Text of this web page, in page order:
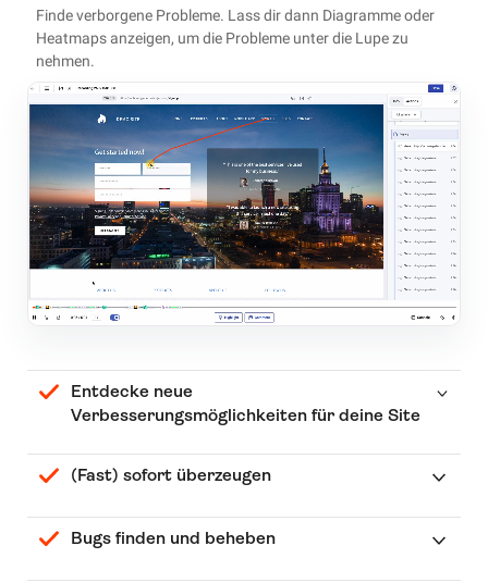
Finde verborgene Probleme. Lass dir dann Diagramme oder
Heatmaps anzeigen, um die Probleme unter die Lupe zu
nehmen.
Entdecke neue
Verbesserungsmöglichkeiten für deine Site
(Fast) sofort überzeugen
Bugs finden und beheben